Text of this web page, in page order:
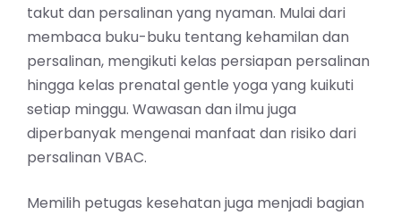
takut dan persalinan yang nyaman. Mulai dari
membaca buku-buku tentang kehamilan dan
persalinan, mengikuti kelas persiapan persalinan
hingga kelas prenatal gentle yoga yang kuikuti
setiap minggu. Wawasan dan ilmu juga
diperbanyak mengenai manfaat dan risiko dari
persalinan VBAC.
Memilih petugas kesehatan juga menjadi bagian